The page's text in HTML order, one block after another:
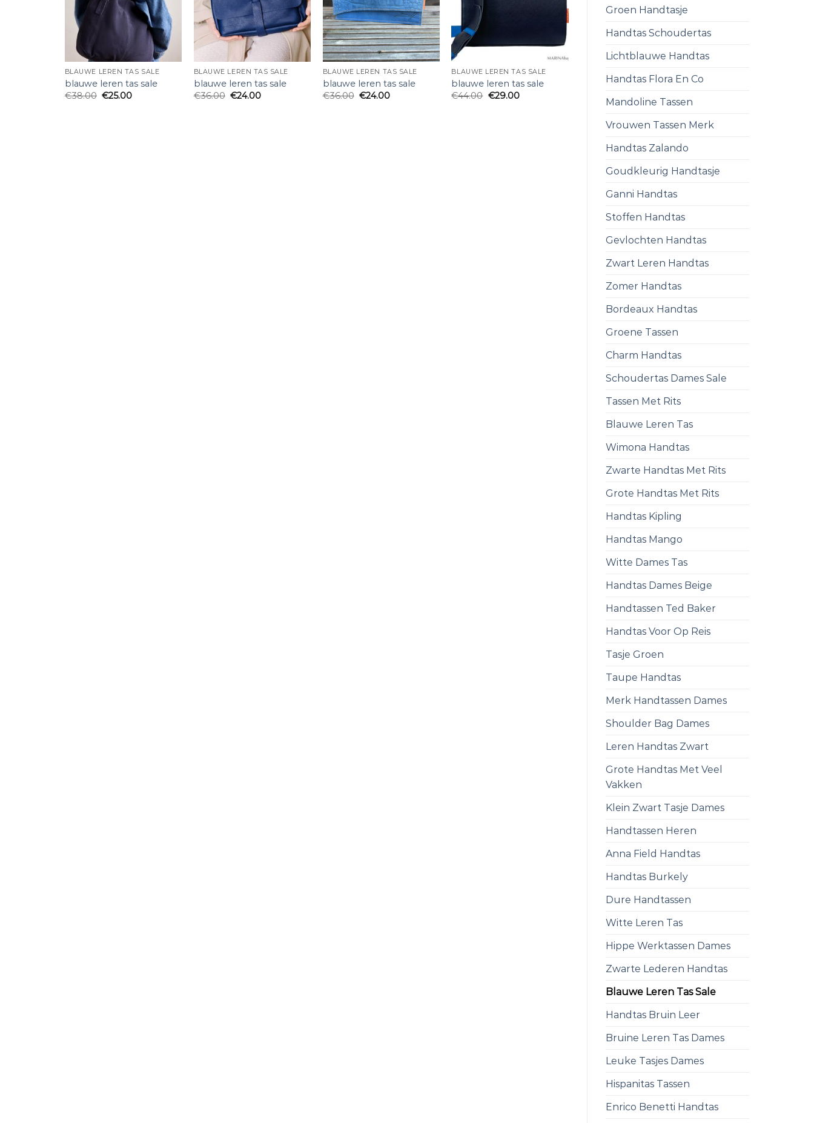
Groen Handtasje
Handtas Schoudertas
Lichtblauwe Handtas
Handtas Flora En Co
Mandoline Tassen
Vrouwen Tassen Merk
Handtas Zalando
Goudkleurig Handtasje
Ganni Handtas
Stoffen Handtas
Gevlochten Handtas
Zwart Leren Handtas
Zomer Handtas
Bordeaux Handtas
Groene Tassen
Charm Handtas
Schoudertas Dames Sale
Tassen Met Rits
Blauwe Leren Tas
Wimona Handtas
Zwarte Handtas Met Rits
Grote Handtas Met Rits
Handtas Kipling
Handtas Mango
Witte Dames Tas
Handtas Dames Beige
Handtassen Ted Baker
Handtas Voor Op Reis
Tasje Groen
Taupe Handtas
Merk Handtassen Dames
Shoulder Bag Dames
Leren Handtas Zwart
Grote Handtas Met Veel
Vakken
Klein Zwart Tasje Dames
Handtassen Heren
Anna Field Handtas
Handtas Burkely
Dure Handtassen
Witte Leren Tas
Hippe Werktassen Dames
Zwarte Lederen Handtas
Blauwe Leren Tas Sale
Handtas Bruin Leer
Bruine Leren Tas Dames
Leuke Tasjes Dames
Hispanitas Tassen
Enrico Benetti Handtas
BLAUWE LEREN TAS SALE
blauwe leren tas sale
€38.00 €25.00
BLAUWE LEREN TAS SALE
blauwe leren tas sale
€36.00 €24.00
BLAUWE LEREN TAS SALE
blauwe leren tas sale
€36.00 €24.00
BLAUWE LEREN TAS SALE
blauwe leren tas sale
€44.00 €29.00